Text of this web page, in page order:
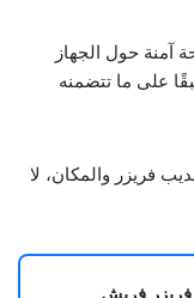
آمنة حول الجهاز
على ما تتضمنه
فريزر والمكان، لا
فريزر فريش